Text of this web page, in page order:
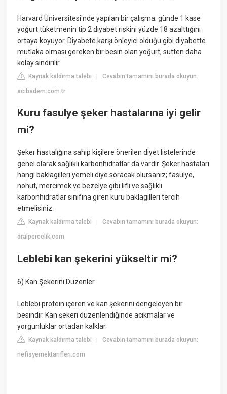
Harvard Üniversitesi'nde yapılan bir çalışma; günde 1 kase
yoğurt tüketmenin tip 2 diyabet riskini yüzde 18 azalttığını
ortaya koyuyor. Diyabete karşı önleyici olduğu gibi diyabette
mutlaka olması gereken bir besin olan yoğurt, sütten daha
kolay sindirilir.
Kaynak kaldırma talebi |Cevabın tamamını burada okuyun:
acibadem.com.tr
Kuru fasulye şeker hastalarına iyi gelir
mi?
Şeker hastalığına sahip kişilere önerilen diyet listelerinde
genel olarak sağlıklı karbonhidratlar da vardır. Şeker hastaları
hangi baklagilleri yemeli diye soracak olursanız; fasulye,
nohut, mercimek ve bezelye gibi lifli ve sağlıklı
karbonhidratlar sınıfına giren kuru baklagilleri tercih
etmelisiniz.
Kaynak kaldırma talebi |Cevabın tamamını burada okuyun:
dralpercelik.com
Leblebi kan şekerini yükseltir mi?
6) Kan Şekerini Düzenler
Leblebi protein içeren ve kan şekerini dengeleyen bir
besindir. Kan şekeri düzenlendiğinde acıkmalar ve
yorgunluklar ortadan kalklar.
Kaynak kaldırma talebi |Cevabın tamamını burada okuyun:
nefisyemektarifleri.com